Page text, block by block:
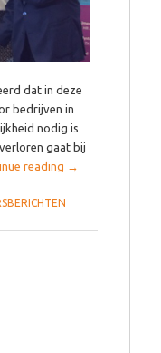
dat in deze
bedrijven in
nodig is
gaat bij
reading →